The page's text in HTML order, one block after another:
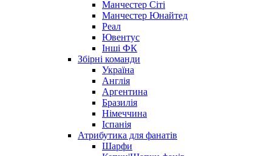
Манчестер Сіті
Манчестер Юнайтед
Реал
Ювентус
Інші ФК
Збірні команди
Україна
Англія
Аргентина
Бразилія
Німеччина
Іспанія
Атрибутика для фанатів
Шарфи